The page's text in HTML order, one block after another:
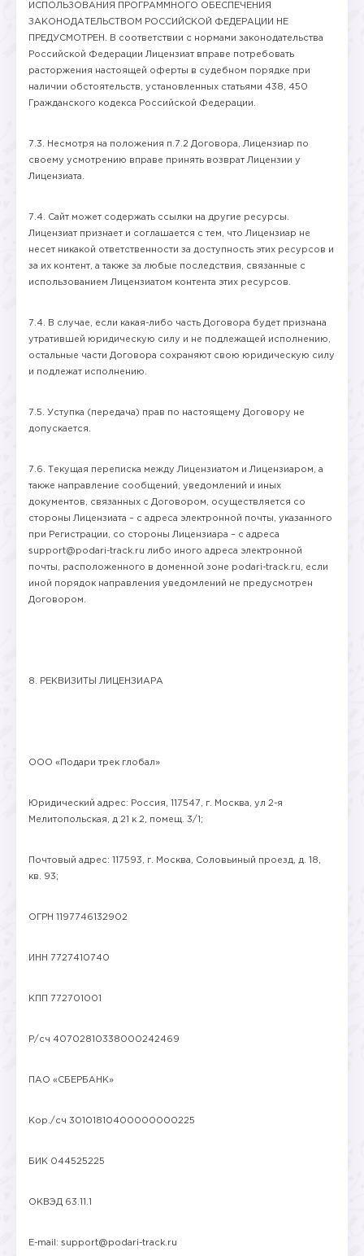
ИСПОЛЬЗОВАНИЯ ПРОГРАММНОГО ОБЕСПЕЧЕНИЯ
ЗАКОНОДАТЕЛЬСТВОМ РОССИЙСКОЙ ФЕДЕРАЦИИ НЕ
ПРЕДУСМОТРЕН. В соответствии с нормами законодательства
Российской Федерации Лицензиат вправе потребовать
расторжения настоящей оферты в судебном порядке при
наличии обстоятельств, установленных статьями 438, 450
Гражданского кодекса Российской Федерации.
7.3. Несмотря на положения п.7.2 Договора, Лицензиар по
своему усмотрению вправе принять возврат Лицензии у
Лицензиата.
7.4. Сайт может содержать ссылки на другие ресурсы.
Лицензиат признает и соглашается с тем, что Лицензиар не
несет никакой ответственности за доступность этих ресурсов и
за их контент, а также за любые последствия, связанные с
использованием Лицензиатом контента этих ресурсов.
7.4. В случае, если какая-либо часть Договора будет признана
утратившей юридическую силу и не подлежащей исполнению,
остальные части Договора сохраняют свою юридическую силу
и подлежат исполнению.
7.5. Уступка (передача) прав по настоящему Договору не
допускается.
7.6. Текущая переписка между Лицензиатом и Лицензиаром, а
также направление сообщений, уведомлений и иных
документов, связанных с Договором, осуществляется со
стороны Лицензиата – с адреса электронной почты, указанного
при Регистрации, со стороны Лицензиара – с адреса
support@podari-track.ru либо иного адреса электронной
почты, расположенного в доменной зоне podari-track.ru, если
иной порядок направления уведомлений не предусмотрен
Договором.
8. РЕКВИЗИТЫ ЛИЦЕНЗИАРА
ООО «Подари трек глобал»
Юридический адрес: Россия, 117547, г. Москва, ул 2-я
Мелитопольская, д 21 к 2, помещ. 3/1;
Почтовый адрес: 117593, г. Москва, Соловьиный проезд, д. 18,
кв. 93;
ОГРН 1197746132902
ИНН 7727410740
КПП 772701001
Р/сч 40702810338000242469
ПАО «СБЕРБАНК»
Кор./сч 30101810400000000225
БИК 044525225
ОКВЭД 63.11.1
E-mail: support@podari-track.ru